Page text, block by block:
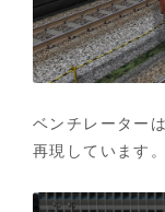
ベンチレーター
再現しています。